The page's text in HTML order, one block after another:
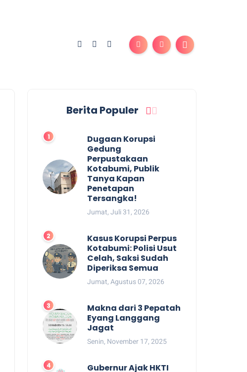
Berita Populer
Dugaan Korupsi
Gedung
Perpustakaan
Kotabumi, Publik
Tanya Kapan
Penetapan
Tersangka!
Jumat, Juli 31, 2026
Kasus Korupsi Perpus
Kotabumi: Polisi Usut
Celah, Saksi Sudah
Diperiksa Semua
Jumat, Agustus 07, 2026
Makna dari 3 Pepatah
Eyang Langgang
Jagat
Senin, November 17, 2025
Gubernur Ajak HKTI